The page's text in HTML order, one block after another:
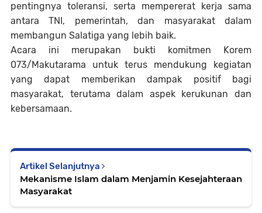
pentingnya toleransi, serta mempererat kerja sama
antara TNI, pemerintah, dan masyarakat dalam
membangun Salatiga yang lebih baik.
Acara ini merupakan bukti komitmen Korem
073/Makutarama untuk terus mendukung kegiatan
yang dapat memberikan dampak positif bagi
masyarakat, terutama dalam aspek kerukunan dan
kebersamaan.
Artikel Selanjutnya
Mekanisme Islam dalam Menjamin Kesejahteraan
Masyarakat